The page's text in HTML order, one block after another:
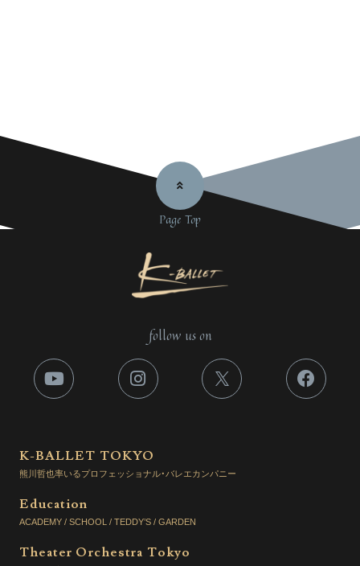
Page Top
follow us on
K-BALLET TOKYO
熊川哲也率いるプロフェッショナル・バレエカンパニー
Education
ACADEMY / SCHOOL / TEDDY’S / GARDEN
Theater Orchestra Tokyo